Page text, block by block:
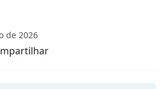
de 2026